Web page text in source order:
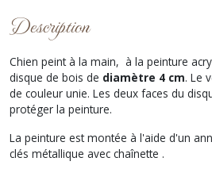
Description
Chien peint à la main, à la peinture
disque de bois de diamètre 4 cm. Le
de couleur unie. Les deux faces du
protéger la peinture.
La peinture est montée à l'aide d'un
clés métallique avec chaînette .